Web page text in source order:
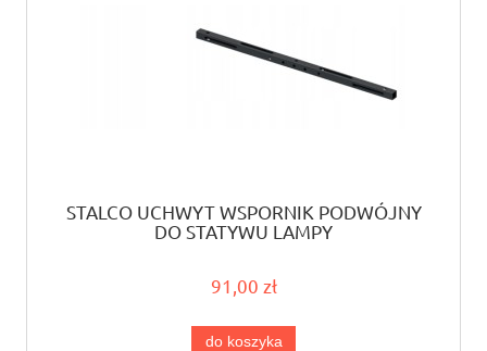
STALCO UCHWYT WSPORNIK PODWÓJNY
DO STATYWU LAMPY
91,00 zł
do koszyka